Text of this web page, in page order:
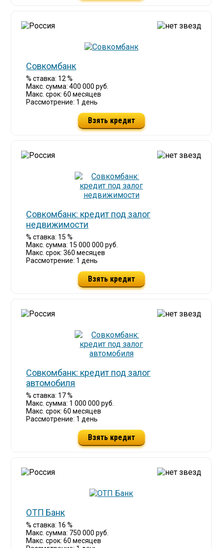
Совкомбанк
% ставка: 12 %
Макс. сумма: 400 000 руб.
Макс. срок: 60 месяцев
Рассмотрение: 1 день
Взять кредит
Совкомбанк: кредит под залог
недвижимости
% ставка: 15 %
Макс. сумма: 15 000 000 руб.
Макс. срок: 360 месяцев
Рассмотрение: 1 день
Взять кредит
Cовкомбанк: кредит под залог
автомобиля
% ставка: 17 %
Макс. сумма: 1 000 000 руб.
Макс. срок: 60 месяцев
Рассмотрение: 1 день
Взять кредит
ОТП Банк
% ставка: 16 %
Макс. сумма: 750 000 руб.
Макс. срок: 60 месяцев